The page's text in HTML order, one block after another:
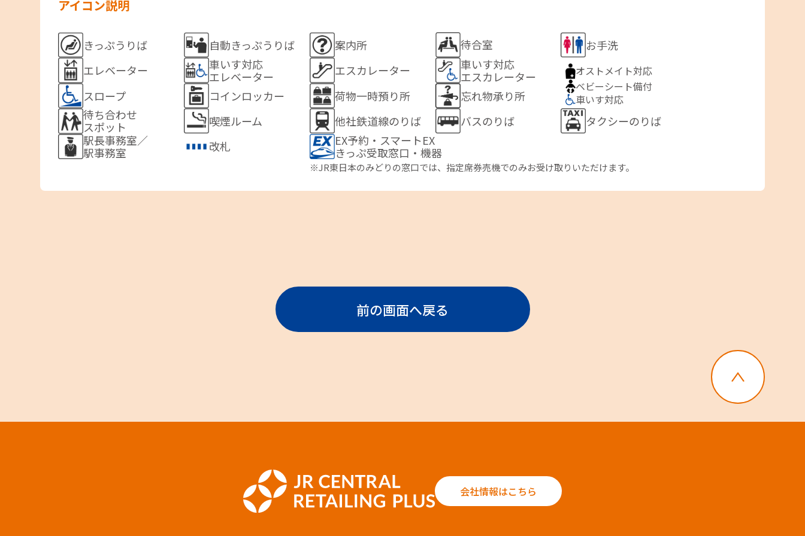
アイコン説明
きっぷうりば 自動きっぷうりば 案内所 待合室 お手洗
オストメイト対応
ベビーシート備付
車いす対応
エレベーター
車いす対応
エレベーター
エスカレーター
車いす対応
エスカレーター
スロープ
コインロッカー 荷物一時預り所
忘れ物承り所
待ち合わせ
スポット
喫煙ルーム 他社鉄道線のりば バスのりば
タクシーのりば
駅長事務室／
駅事務室
改札
EX予約・スマートEX
きっぷ受取窓口・機器
※JR東日本のみどりの窓口では、指定席券売機でのみお受け取りいただけます。
前の画面へ戻る
会社情報はこちら